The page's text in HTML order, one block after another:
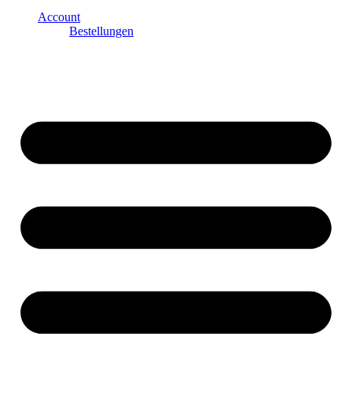
Account
Bestellungen